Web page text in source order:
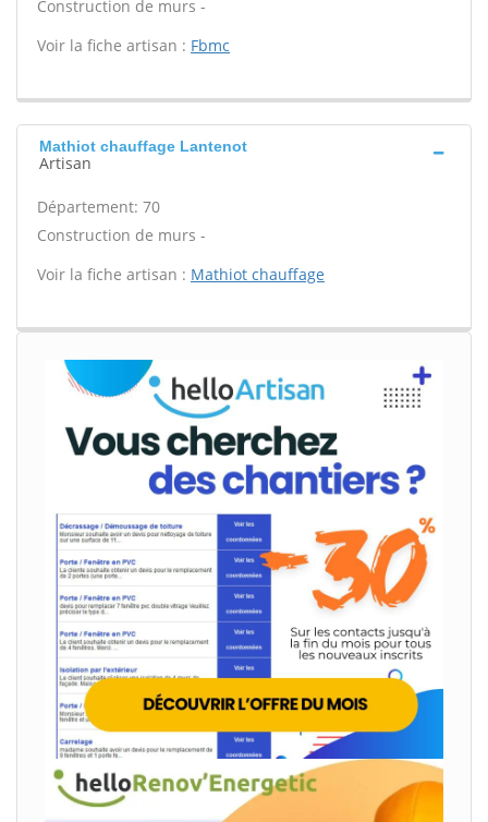
Construction de murs -
Voir la fiche artisan : Fbmc
Mathiot chauffage Lantenot
Artisan
Département: 70
Construction de murs -
Voir la fiche artisan : Mathiot chauffage